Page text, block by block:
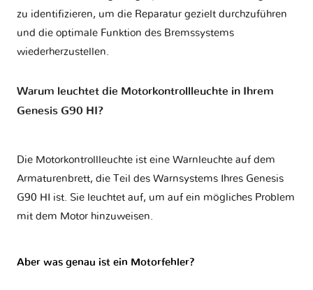
zu identifizieren, um die Reparatur gezielt durchzuführen
und die optimale Funktion des Bremssystems
wiederherzustellen.
Warum leuchtet die Motorkontrollleuchte in Ihrem
Genesis G90 HI?
Die Motorkontrollleuchte ist eine Warnleuchte auf dem
Armaturenbrett, die Teil des Warnsystems Ihres Genesis
G90 HI ist. Sie leuchtet auf, um auf ein mögliches Problem
mit dem Motor hinzuweisen.
Aber was genau ist ein Motorfehler?